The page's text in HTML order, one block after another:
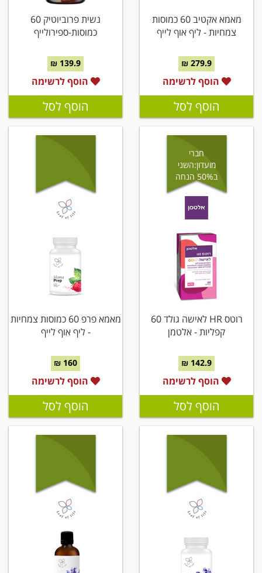
מאמא אקטיב 60 כמוסות
צמחיות - ליף אוף לייף
279.9 ₪
הוסף לרשימה
הוסף לסל
נשית פרוביוטיק 60
כמוסות-ספירולייף
139.9 ₪
הוסף לרשימה
הוסף לסל
חברי
מועדון:השני
ב50% הנחה
רוטס HR לאישה גולד 60
קפליות - אלטמן
142.9 ₪
הוסף לרשימה
הוסף לסל
מאמא פרפ 60 כמוסות צמחיות
- ליף אוף לייף
160 ₪
הוסף לרשימה
הוסף לסל